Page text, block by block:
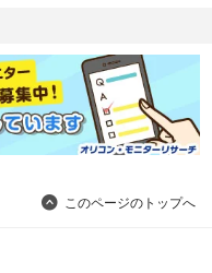
このページのトップへ